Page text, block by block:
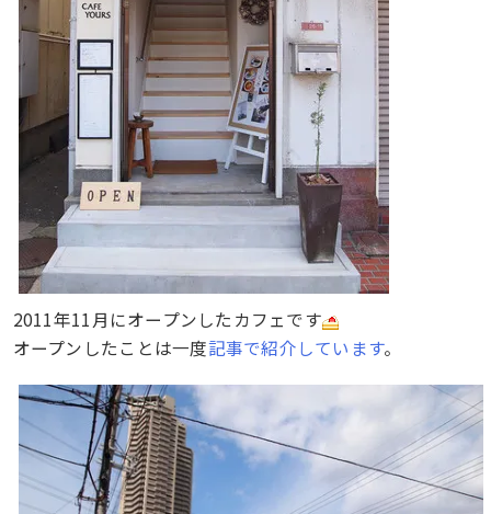
2011年11月にオープンしたカフェです
オープンしたことは一度記事で紹介しています。